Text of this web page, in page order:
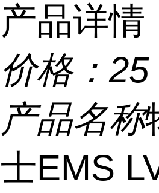
产品详情
价格： 25
产品名称
士EMS